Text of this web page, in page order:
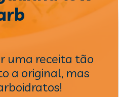
uma receita tão
a original, mas